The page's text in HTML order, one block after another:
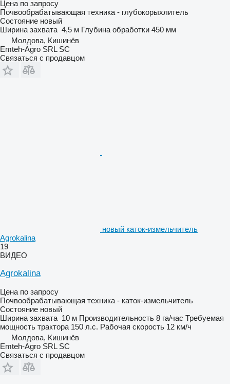
Цена по запросу
Почвообрабатывающая техника - глубокорыхлитель
Состояние новый
Ширина захвата 4,5 м Глубина обработки 450 мм
Молдова, Кишинёв
Emteh-Agro SRL SC
Связаться с продавцом
новый каток-измельчитель
Agrokalina
19
ВИДЕО
Agrokalina
Цена по запросу
Почвообрабатывающая техника - каток-измельчитель
Состояние новый
Ширина захвата 10 м Производительность 8 га/час Требуемая
мощность трактора 150 л.с. Рабочая скорость 12 км/ч
Молдова, Кишинёв
Emteh-Agro SRL SC
Связаться с продавцом